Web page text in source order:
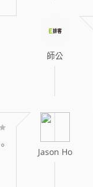
師公
Jason Ho